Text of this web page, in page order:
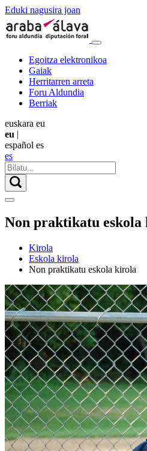
Eduki nagusira joan
Egoitza elektronikoa
Gaiak
Herritarren arreta
Foru Aldundia
Berriak
euskara eu
eu |
español es
es
Non praktikatu
Kirola
Eskola kirola
Non praktikatu eskola kirola